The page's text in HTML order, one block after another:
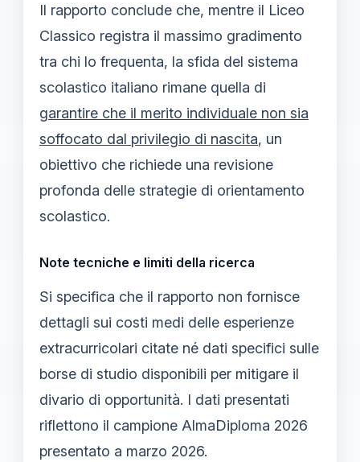
Il rapporto conclude che, mentre il Liceo
Classico registra il massimo gradimento
tra chi lo frequenta, la sfida del sistema
scolastico italiano rimane quella di
garantire che il merito individuale non sia
soffocato dal privilegio di nascita, un
obiettivo che richiede una revisione
profonda delle strategie di orientamento
scolastico.
Note tecniche e limiti della ricerca
Si specifica che il rapporto non fornisce
dettagli sui costi medi delle esperienze
extracurricolari citate né dati specifici sulle
borse di studio disponibili per mitigare il
divario di opportunità. I dati presentati
riflettono il campione AlmaDiploma 2026
presentato a marzo 2026.